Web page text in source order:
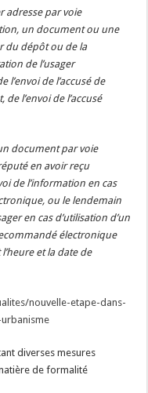
adresse par voie
un document ou une
du dépôt ou de la
de l’usager
de l’accusé de
l’envoi de l’accusé
document par voie
en avoir reçu
de l’information en cas
ou le lendemain
en cas d’utilisation d’un
électronique
et la date de
nouvelle-etape-dans-
diverses mesures
de formalité